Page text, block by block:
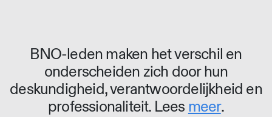
BNO-leden maken het verschil en
onderscheiden zich door hun
deskundigheid, verantwoordelijkheid en
professionaliteit. Lees meer.